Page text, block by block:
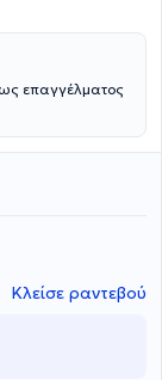
επαγγέλματος
Κλείσε ραντεβού